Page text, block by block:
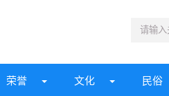
荣誉 文化 民俗